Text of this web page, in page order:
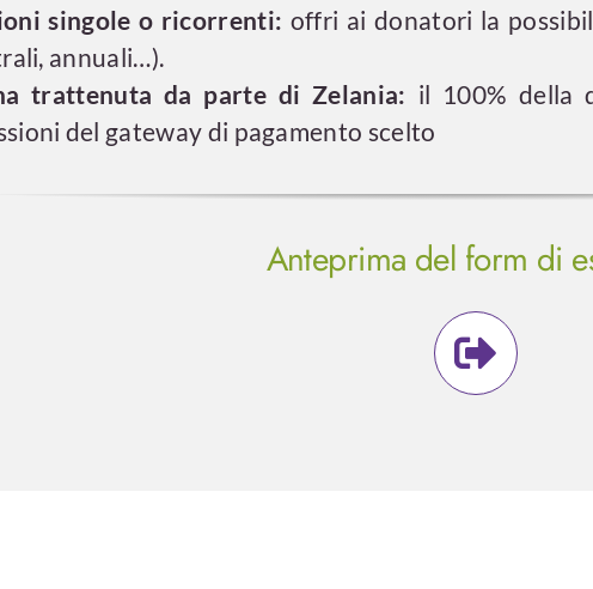
singole o ricorrenti: offri ai donatori la
annuali…).
trattenuta da parte di Zelania: il 100% della
del gateway di pagamento scelto
Anteprima del form di